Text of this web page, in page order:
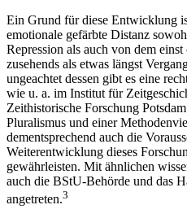
Ein Grund für diese Entwicklung
emotionale gefärbte Distanz
Repression als auch von dem
zusehends als etwas längst
ungeachtet dessen gibt es eine
wie u. a. im Institut für
Zeithistorische Forschung
Pluralismus und einer
dementsprechend auch die
Weiterentwicklung dieses
gewährleisten. Mit ähnlichen
auch die BStU-Behörde und das
angetreten.3